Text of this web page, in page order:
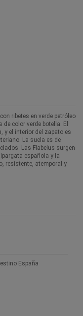
ribetes en verde petróleo
color verde botella. El
y el interior del zapato es
La suela es de
Las Flabelus surgen
española y la
resistente, atemporal y
España